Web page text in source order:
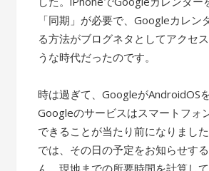
「同期」が必要で、Googleカレン
る方法がブログネタとしてアクセ
うな時代だったのです。
時は過ぎて、GoogleがAndroidOSを
Googleのサービスはスマートフォ
できることが当たり前になりまし
では、その日の予定をお知らせす
ん、現地までの所要時間を計算し